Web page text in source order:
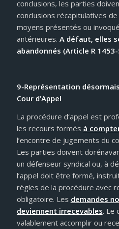
conclusions, les parties
conclusions récapitulatives
moyens présentés ou
antérieures. A défaut, elles
abandonnés (Article R
9-Représentation
Cour d’Appel
La procédure d’appel est
les recours formés à
l’encontre de jugements du
Les parties doivent
un défenseur syndical ou, à
l’appel doit être formé,
règles de la procédure avec
obligatoire. Les demandes
deviennent irrecevables. Le
valablement accomplir ou